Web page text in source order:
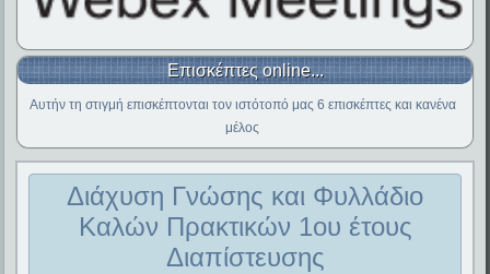
Επισκέπτες online...
Αυτήν τη στιγμή επισκέπτονται τον ιστότοπό μας 6 επισκέπτες και κανένα
μέλος
Διάχυση Γνώσης και Φυλλάδιο
Καλών Πρακτικών 1ου έτους
Διαπίστευσης